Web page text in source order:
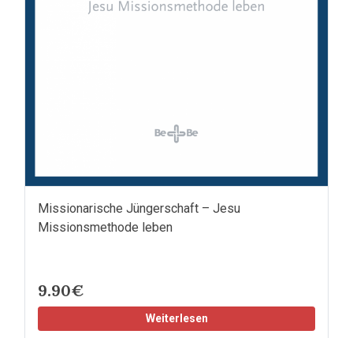
Missionarische Jüngerschaft – Jesu
Missionsmethode leben
9.90€
Weiterlesen